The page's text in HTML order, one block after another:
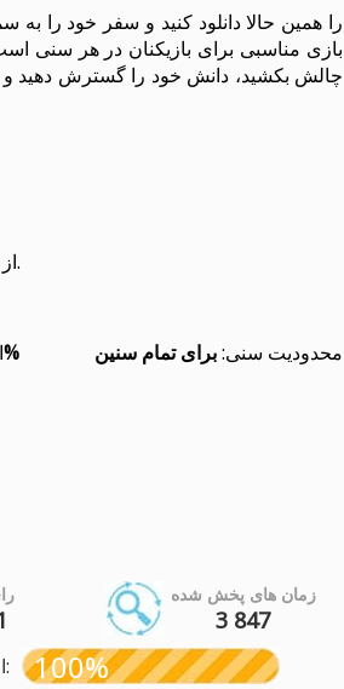
چالش بکشید، دانش خود را گسترش دهید و در
از طریق سطوح پیشرفت کنید و موضوعات و چالش‌های جدید را باز کنید.
100% محدودیت سنی:برای تمام سنین
زمان های پخش شده
3 847
امتیاز بازی: 100%